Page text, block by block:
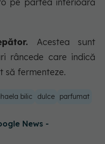
Acestea sunt
râncede care indică
fermenteze.
bilic dulce parfumat
News -